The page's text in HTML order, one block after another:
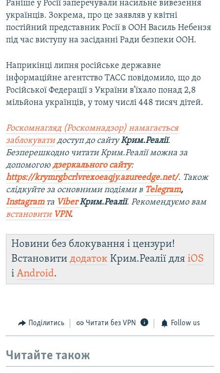
Раніше у Росії заперечували насильне вивезення
українців. Зокрема, про це заявляв у квітні
постійний представник Росії в ООН Василь Небензя
під час виступу на засіданні Ради безпеки ООН.
Наприкінці липня російське державне
інформаційне агентство ТАСС повідомило, що до
Російської Федерації з України в’їхало понад 2,8
мільйона українців, у тому числі 448 тисяч дітей.
Роскомнагляд (Роскомнадзор) намагається
заблокуватидоступ до сайтуКрим.Реалії.
Безперешкодно читати Крим.Реалії можна за
допомогою дзеркального сайту:
https://krymrgbcrlvrexoeaqjy.azureedge.net/. Також
слідкуйте за основними подіями в Telegram,
Instagramта ViberКрим.Реалії. Рекомендуємо вам
встановити VPN.
Новини без блокування і цензури!
Встановити додаток Крим.Реалії для iOS
і Android.
Поділитись Читати без VPN Follow us
Читайте також